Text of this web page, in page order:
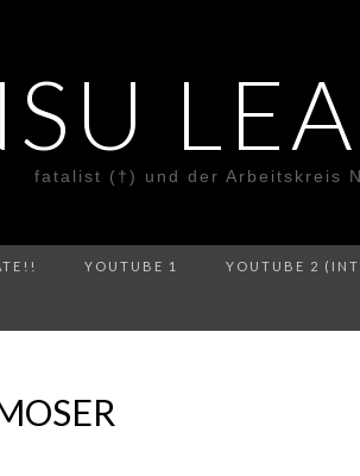
fatalist (†) und der Arbeitskreis
YOUTUBE 1 YOUTUBE 2